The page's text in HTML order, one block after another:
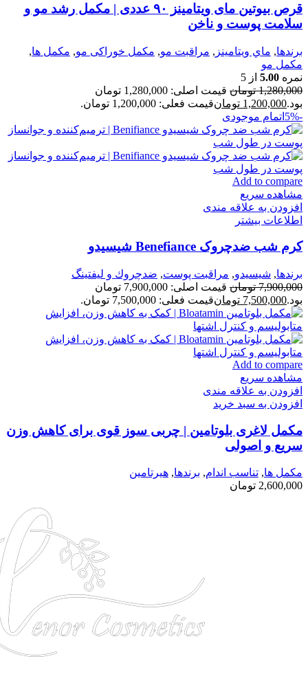
قرص بیوتین مای ویتامینز ۹۰ عددی | مکمل رشد مو و
سلامت پوست و ناخن
برندها, ماي ويتامينز , مراقبت مو, مكمل خوراكی مو, مكمل ها,
مکمل مو
نمره 5.00 از 5
1,280,000 تومان
قیمت اصلی: 1,280,000 تومان
بود.1,200,000 تومانقیمت فعلی: 1,200,000 تومان.
-5%
اتمام موجودی
Add to compare
مشاهده سریع
افزودن به علاقه مندی
اطلاعات بیشتر
کرم شب ضدچروک Benefiance شیسیدو
برندها, شيسيدو, مراقبت پوست, ضدچروك و ليفتينگ
7,900,000 تومان
قیمت اصلی: 7,900,000 تومان
بود.7,500,000 تومانقیمت فعلی: 7,500,000 تومان.
Add to compare
مشاهده سریع
افزودن به علاقه مندی
افزودن به سبد خرید
مکمل لاغری بلوتامین | چربی سوز قوی برای کاهش وزن
سریع و اصولی
مكمل ها, تناسب اندام, برندها, هیرتامین
2,600,000 تومان